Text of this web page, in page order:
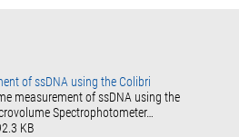
of ssDNA using the Colibri
measurement of ssDNA using the
Spectrophotometer…
KB